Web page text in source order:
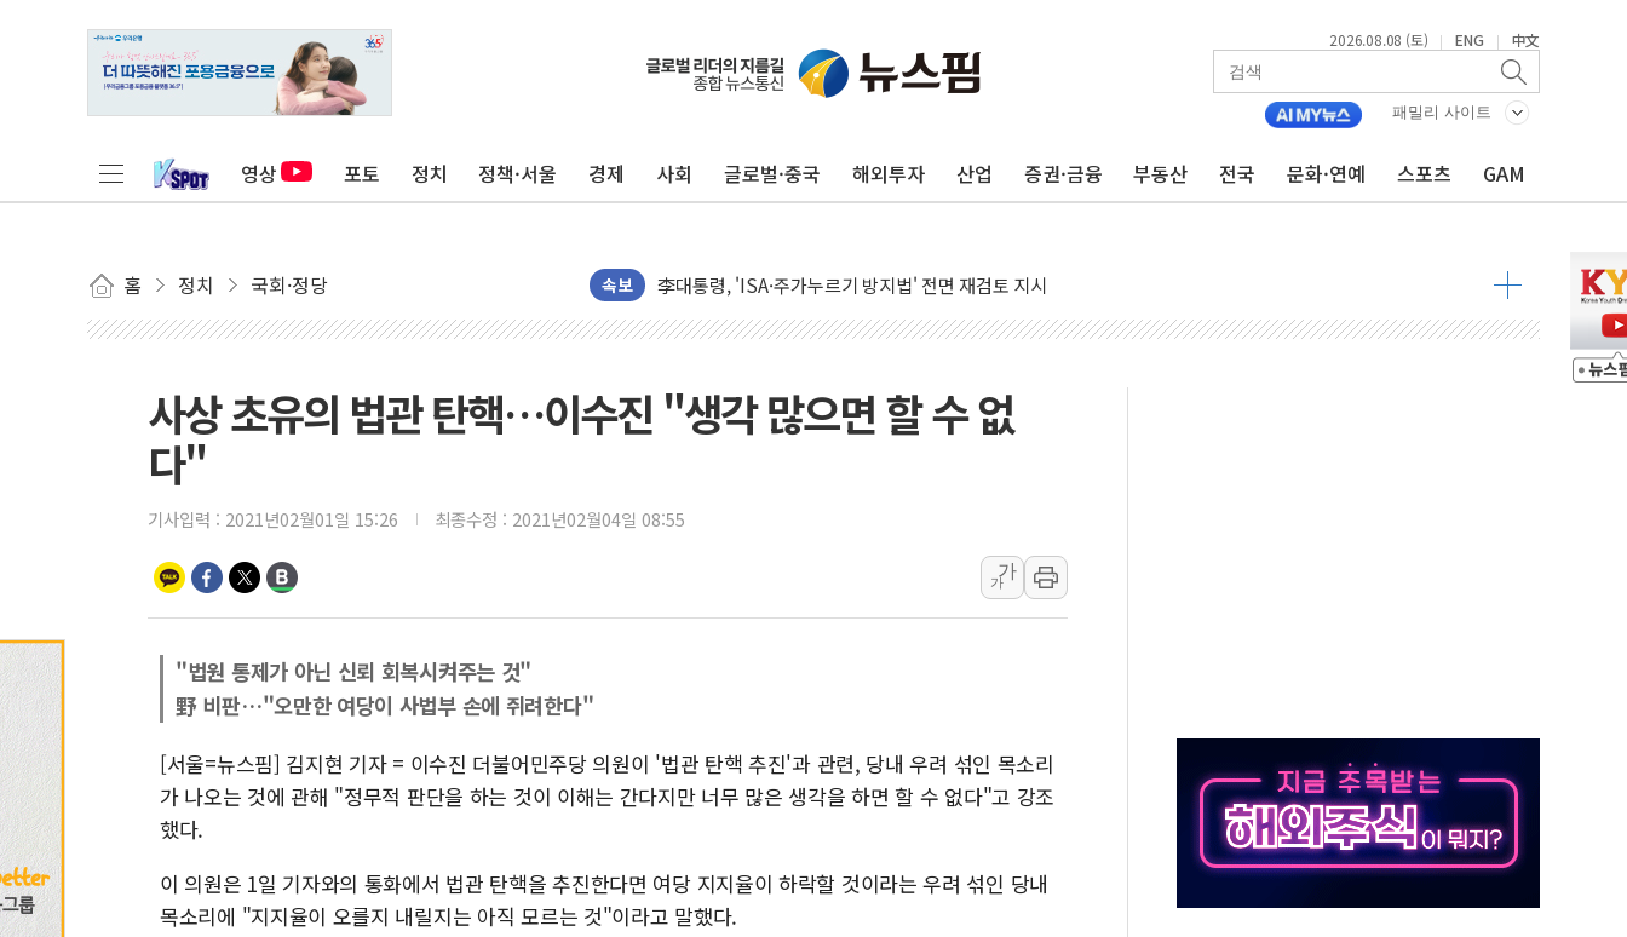
2026.08.08 (토) | ENG | 中文
패밀리 사이트
영상 포토 정치 정책·서울 경제 사회 글로벌·중국 해외투자 산업 증권·금융 부동산 전국 문화·연예 스포츠 GAM
홈 정치 국회·정당 속보
청양 밭에서 일하던 90대 숨져…온열질환 여부 조사
폭염에 車 운전면허 기능시험 오전 집중 편성…체감온도 38도 넘으면 중단
'호우 특보' 경북 울진 시간당 20~30mm 강한 비...가뭄 해소될 듯
주말 무더위·열대야 지속…내륙 곳곳 소나기
충북 주말 무더위 지속…청주·진천 35도, 곳곳 소나기
10월 보완수사권 폐지·공소청 출범…피해자들 '범죄 사각지대' 우려
트럼프, 쿡 연준 이사 해임 재추진…"26일까지 의혹 소명" 요구
유럽증시, 美 고용 예상 밖 부진에 연준 금리 인상 가능성 낮아지며 상승… STOXX 600 지수는 나흘 연속 최고치
美 항소법원, 백악관 무도회장 공사 중단 명령…트럼프 제동
이란 핵심 원유 수출항 '하르그섬', 최근 1주일 이상 '올스톱'… 美 해상봉쇄 영향
사상 초유의 법관 탄핵…이수진 "생각 많으면 할 수 없
다"
기사입력 : 2021년02월01일 15:26 최종수정 : 2021년02월04일 08:55
가
가
"법원 통제가 아닌 신뢰 회복시켜주는 것"
野 비판…"오만한 여당이 사법부 손에 쥐려한다"
[서울=뉴스핌] 김지현 기자 = 이수진 더불어민주당 의원이 '법관 탄핵 추진'과 관련, 당내 우려 섞인 목소리
가 나오는 것에 관해 "정무적 판단을 하는 것이 이해는 간다지만 너무 많은 생각을 하면 할 수 없다"고 강조
했다.
이 의원은 1일 기자와의 통화에서 법관 탄핵을 추진한다면 여당 지지율이 하락할 것이라는 우려 섞인 당내
목소리에 "지지율이 오를지 내릴지는 아직 모르는 것"이라고 말했다.